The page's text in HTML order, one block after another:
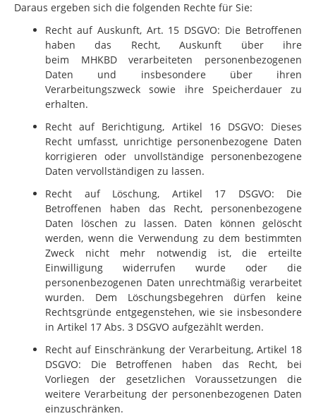
Daraus ergeben sich die folgenden Rechte für Sie:
Recht auf Auskunft, Art. 15 DSGVO: Die Betroffenen
haben das Recht, Auskunft über ihre
beim MHKBDverarbeiteten personenbezogenen
Daten und insbesondere über ihren
Verarbeitungszweck sowie ihre Speicherdauer zu
erhalten.
Recht auf Berichtigung, Artikel 16 DSGVO: Dieses
Recht umfasst, unrichtige personenbezogene Daten
korrigieren oder unvollständige personenbezogene
Daten vervollständigen zu lassen.
Recht auf Löschung, Artikel 17 DSGVO: Die
Betroffenen haben das Recht, personenbezogene
Daten löschen zu lassen. Daten können gelöscht
werden, wenn die Verwendung zu dem bestimmten
Zweck nicht mehr notwendig ist, die erteilte
Einwilligung widerrufen wurde oder die
personenbezogenen Daten unrechtmäßig verarbeitet
wurden. Dem Löschungsbegehren dürfen keine
Rechtsgründe entgegenstehen, wie sie insbesondere
in Artikel 17 Abs. 3 DSGVO aufgezählt werden.
Recht auf Einschränkung der Verarbeitung, Artikel 18
DSGVO: Die Betroffenen haben das Recht, bei
Vorliegen der gesetzlichen Voraussetzungen die
weitere Verarbeitung der personenbezogenen Daten
einzuschränken.